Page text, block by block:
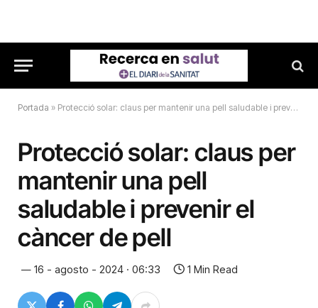
Portada » Protecció solar: claus per mantenir una pell saludable i prevenir el càncer de pell
Protecció solar: claus per
mantenir una pell
saludable i prevenir el
càncer de pell
16 - agosto - 2024 · 06:33 1 Min Read